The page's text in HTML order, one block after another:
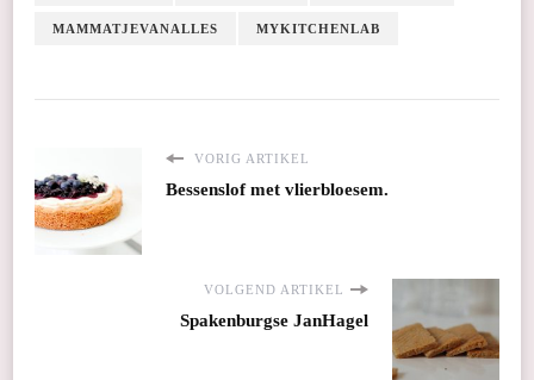
MAMMATJEVANALLES MYKITCHENLAB
VORIG ARTIKEL
Bessenslof met vlierbloesem.
VOLGEND ARTIKEL
Spakenburgse JanHagel